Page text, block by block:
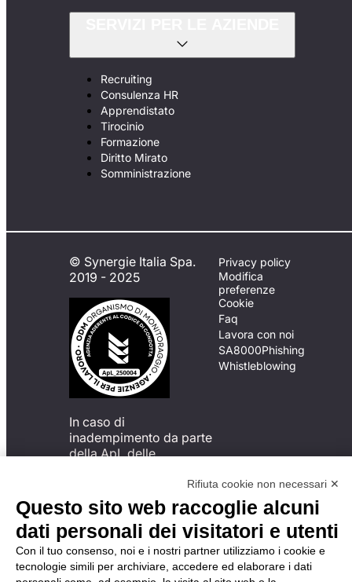
Recruiting
Consulenza HR
Apprendistato
Tirocinio
Formazione
Diritto Mirato
Somministrazione
© Synergie Italia Spa.
2019 - 2025
In caso di
inadempimento da parte
della ApL delle
del Codice di Condotta, è
possibile presentare un
reclamo
all’Organismo di
Monitoraggio utilizzando
una delle modalità
descritte al seguente
Privacy policy
Modifica
preferenze
Cookie
Faq
Lavora con noi
SA8000Phishing
Whistleblowing
Rifiuta cookie non necessari ✕
Questo sito web raccoglie alcuni
dati personali dei visitatori e utenti
Con il tuo consenso, noi e i nostri partner utilizziamo i cookie e
tecnologie simili per archiviare, accedere ed elaborare i dati